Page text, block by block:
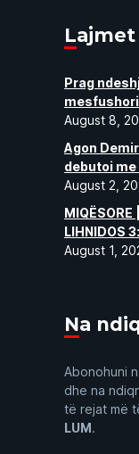
Prag
August 8,
Agon
debutoi me
August 2,
MIQËSORE
LIHNIDOS
August 1,
Na
Abonohuni
dhe na
të rejat më
LUM.